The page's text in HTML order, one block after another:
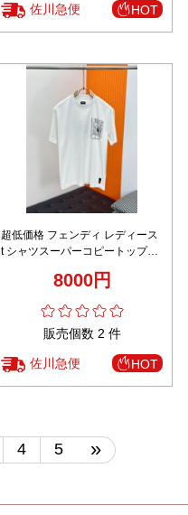
佐川急便 HOT
超低価格 フェンディ レディース
t シャツスーパーコピートップス
8000円
販売個数 2 件
佐川急便 HOT
4 5 »